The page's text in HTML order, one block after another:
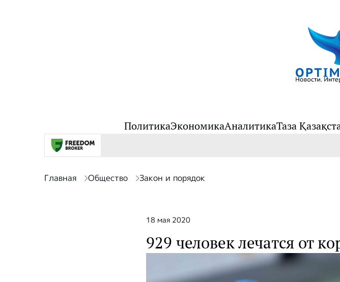
ПолитикаЭкономикаАналитикаТаза
Главная Общество Закон и порядок
18 мая 2020
929 человек лечатся от